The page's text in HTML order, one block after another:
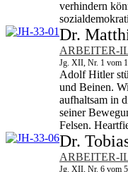
verhindern
Dr.
ARBEITER-
Jg. XII, Nr. 1 vom
Adolf Hitler
und Beinen.
aufhaltsam in
seiner
Felsen.
Dr.
ARBEITER-
Jg. XII, Nr. 6 vom